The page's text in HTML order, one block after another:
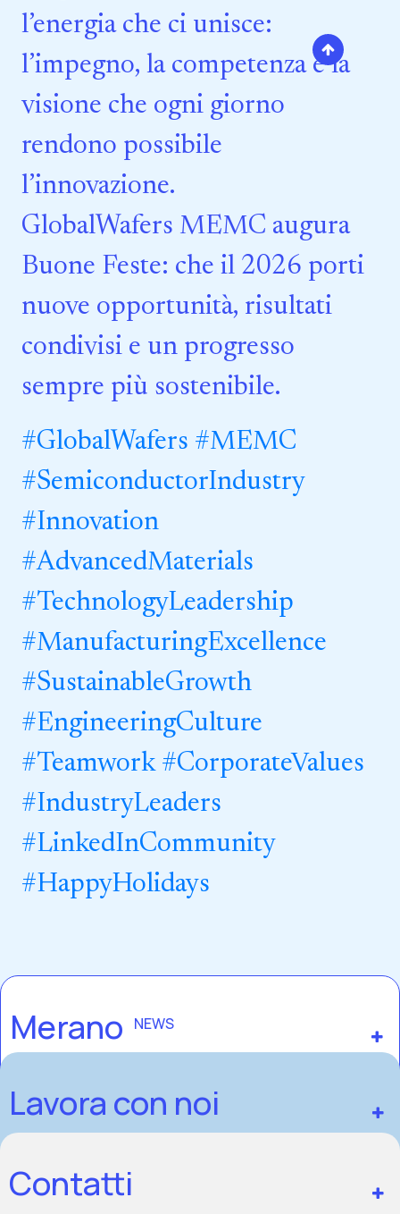
l’energia che ci unisce:
l’impegno, la competenza e la
visione che ogni giorno
rendono possibile
l’innovazione.
GlobalWafers MEMC augura
Buone Feste: che il 2026 porti
nuove opportunità, risultati
condivisi e un progresso
sempre più sostenibile.
#GlobalWafers #MEMC
#SemiconductorIndustry
#Innovation
#AdvancedMaterials
#TechnologyLeadership
#ManufacturingExcellence
#SustainableGrowth
#EngineeringCulture
#Teamwork #CorporateValues
#IndustryLeaders
#LinkedInCommunity
#HappyHolidays
NEWS
Merano
Lavora con noi
Contatti